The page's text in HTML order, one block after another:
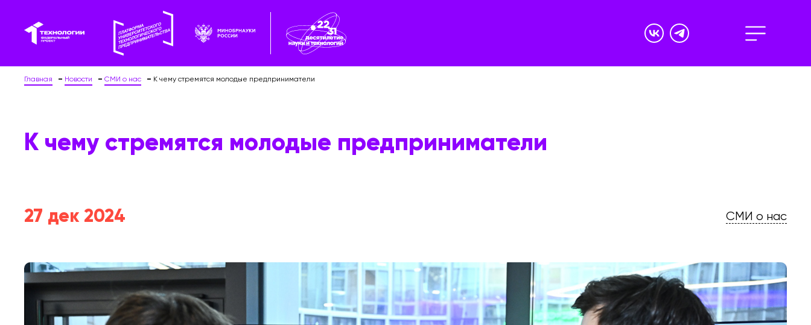
Главная Новости СМИ о нас К чему стремятся молодые предприниматели
К чему стремятся молодые предприниматели
27 дек 2024 СМИ о нас